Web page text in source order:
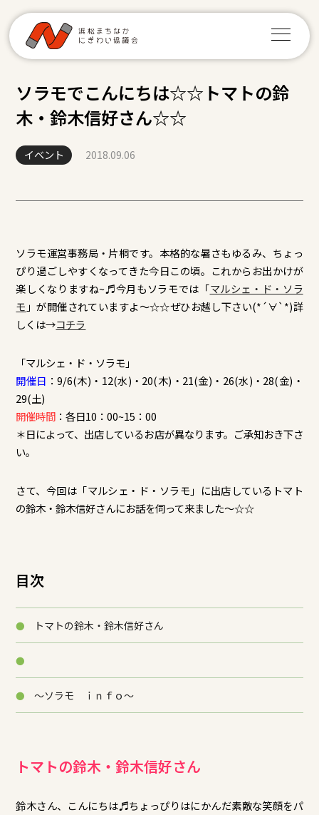
ソラモでこんにちは☆☆トマトの鈴
木・鈴木信好さん☆☆
イベント 2018.09.06
ソラモ運営事務局・片桐です。本格的な暑さもゆるみ、ちょっ
ぴり過ごしやすくなってきた今日この頃。これからお出かけが
楽しくなりますね~♬今月もソラモでは「マルシェ・ド・ソラ
モ 」が開催されていますよ～☆☆ぜひお越し下さい(*´∀`*)詳
しくは→コチラ
「マルシェ・ド・ソラモ」
開催日 ：9/6(木)・12(水)・20(木)・21(金)・26(水)・28(金)・
29(土)
開催時間 ：各日10：00~15：00
＊日によって、出店しているお店が異なります。ご承知おき下さ
い。
さて、今回は「マルシェ・ド・ソラモ」に出店しているトマト
の鈴木・鈴木信好さんにお話を伺って来ました～☆☆
目次
トマトの鈴木・鈴木信好さん
～ソラモ ｉｎｆｏ～
トマトの鈴木・鈴木信好さん
鈴木さん、こんにちは♬ちょっぴりはにかんだ素敵な笑顔をパ